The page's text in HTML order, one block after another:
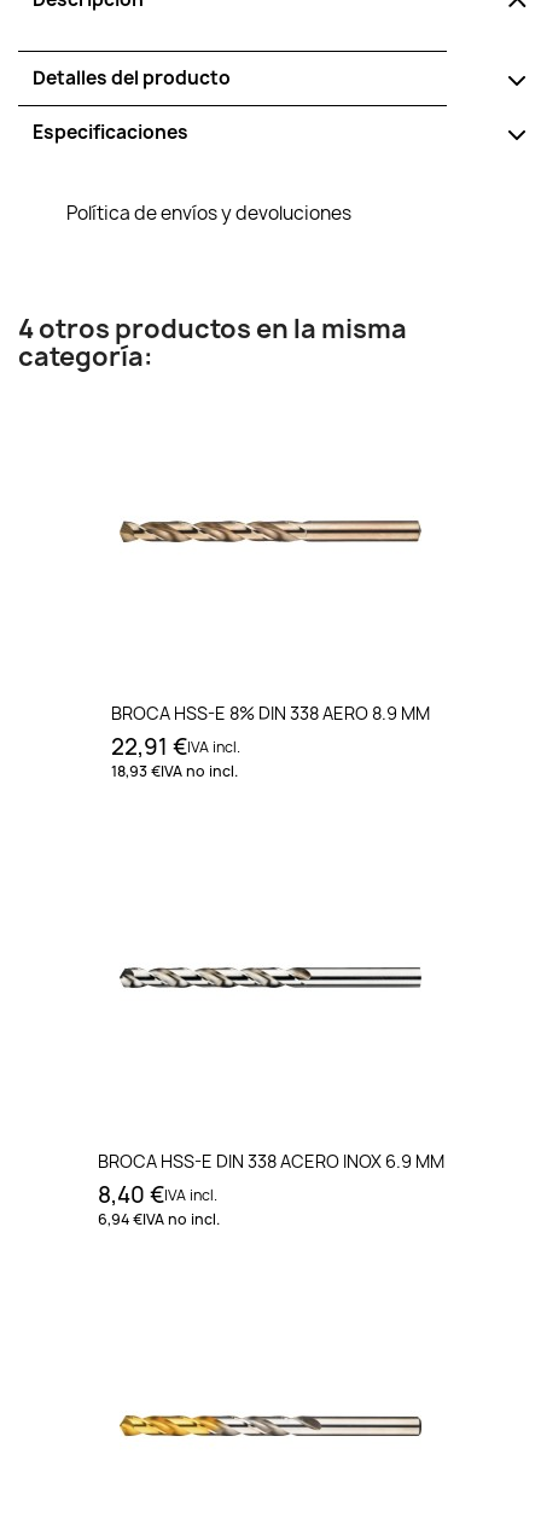
Detalles del producto
Especificaciones
Política de envíos y devoluciones
4 otros productos en la misma
categoría:
BROCA HSS-E 8% DIN 338 AERO 8.9 MM
22,91 €IVA incl.
18,93 €IVA no incl.
BROCA HSS-E DIN 338 ACERO INOX 6.9 MM
8,40 €IVA incl.
6,94 €IVA no incl.